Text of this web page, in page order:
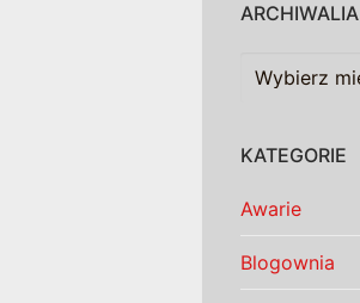
ARCHIWALIA
Archiwalia
KATEGORIE
Awarie
Blogownia